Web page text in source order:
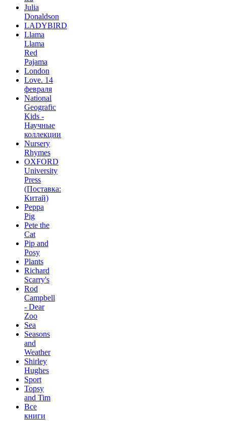
Julia
Donaldson
LADYBIRD
Llama
Llama
Red
Pajama
London
Love. 14
февраля
National
Geografic
Kids -
Научные
коллекции
Nursery
Rhymes
OXFORD
University
Press
(Поставка:
Китай)
Peppa
Pig
Pete the
Сat
Pip and
Posy
Plants
Richard
Scarry's
Rod
Campbell
- Dear
Zoo
Sea
Seasons
and
Weather
Shirley
Hughes
Sport
Topsy
and Tim
Все
книги